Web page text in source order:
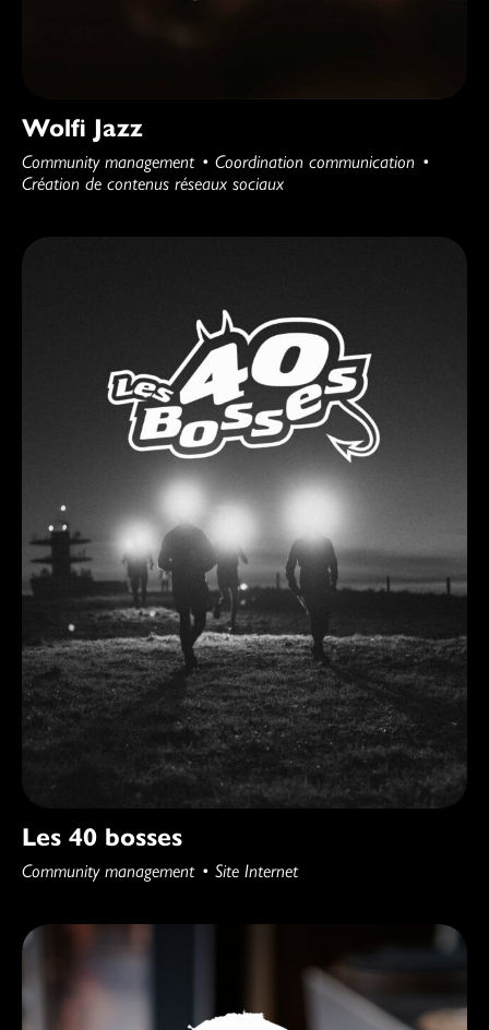
Wolfi Jazz
Community management
Coordination communication
Création de contenus réseaux sociaux
Les 40 bosses
Community management Site Internet